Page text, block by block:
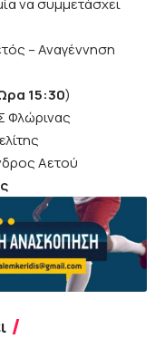
να συμμετάσχει
– Αναγέννηση
15:30)
Φλώρινας
Αετού